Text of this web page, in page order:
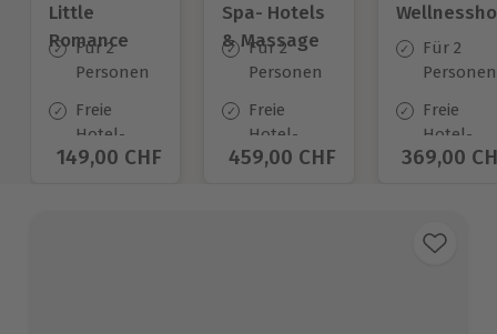
Little
Romance
Für 2
Personen
Freie
Hotel-
Auswahl
Aktueller Preis
149,00 CHF
Spa- Hotels
& Massage
Für 2
Personen
Freie
Hotel-
Auswahl
Aktueller Preis
459,00 CHF
Für 2
Personen
Freie
Hotel-
Auswahl
Aktueller
369,00